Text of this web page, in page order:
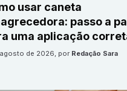
usar caneta
passo a
uma aplicação
agosto de 2026, por Redação Sara